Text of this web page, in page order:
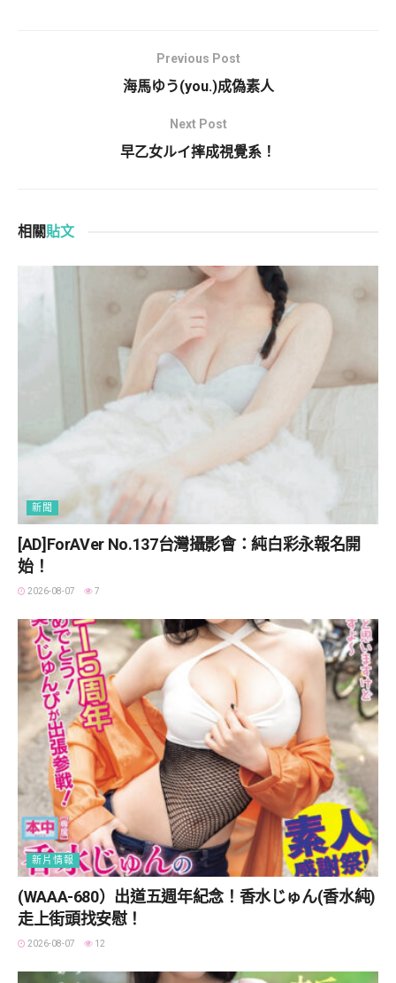
Previous Post
海馬ゆう(you.)成偽素人
Next Post
早乙女ルイ摔成視覺系！
相關貼文
新聞
[AD]ForAVer No.137台灣攝影會：純白彩永報名開
始！
2026-08-07 7
新片情報
(WAAA-680）出道五週年紀念！香水じゅん(香水純)
走上街頭找安慰！
2026-08-07 12